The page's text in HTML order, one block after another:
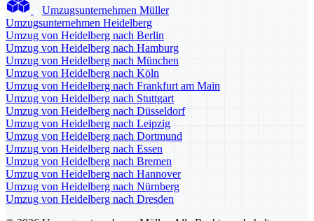
Umzugsunternehmen Müller
Umzugsunternehmen Heidelberg
Umzug von Heidelberg nach Berlin
Umzug von Heidelberg nach Hamburg
Umzug von Heidelberg nach München
Umzug von Heidelberg nach Köln
Umzug von Heidelberg nach Frankfurt am Main
Umzug von Heidelberg nach Stuttgart
Umzug von Heidelberg nach Düsseldorf
Umzug von Heidelberg nach Leipzig
Umzug von Heidelberg nach Dortmund
Umzug von Heidelberg nach Essen
Umzug von Heidelberg nach Bremen
Umzug von Heidelberg nach Hannover
Umzug von Heidelberg nach Nürnberg
Umzug von Heidelberg nach Dresden